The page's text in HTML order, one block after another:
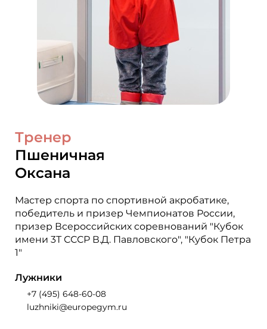
Тренер
Пшеничная
Оксана
Мастер спорта по спортивной акробатике,
победитель и призер Чемпионатов России,
призер Всероссийских соревнований "Кубок
имени 3Т СССР В.Д. Павловского", "Кубок Петра
1"
Лужники
+7 (495) 648-60-08
luzhniki@europegym.ru